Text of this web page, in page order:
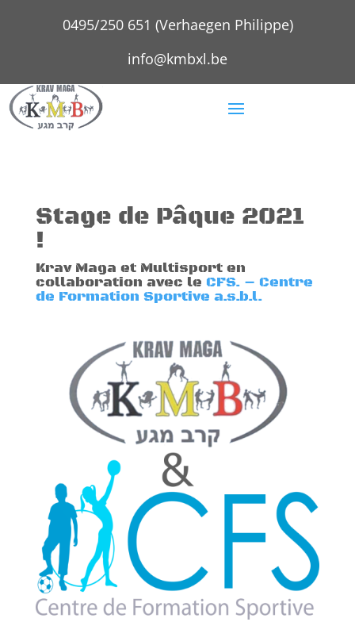
0495/250 651 (Verhaegen Philippe)
info@kmbxl.be
Stage de Pâque 2021
!
Krav Maga et Multisport en
collaboration avec le CFS. – Centre
de Formation Sportive a.s.b.l.